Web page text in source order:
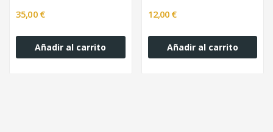
35,00 €
Añadir al carrito
12,00 €
Añadir al carrito